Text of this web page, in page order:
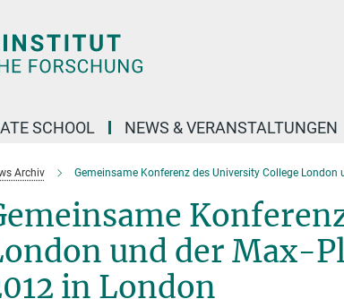
SCHOOL NEWS & VERANSTALTUNGEN
Archiv Gemeinsame Konferenz des University College
und der Max-
in London